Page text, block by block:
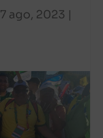
7 ago, 2023 |